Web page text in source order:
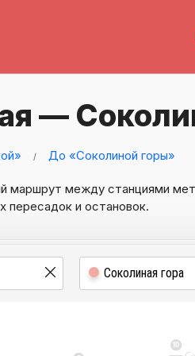
—
До «Соколиной горы»
маршрут между станциями
пересадок и остановок.
10